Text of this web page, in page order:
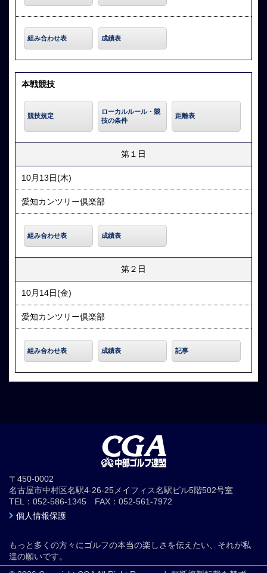
組み合わせ表 成績表
本戦競技
競技規定
ローカルルール・競
技の条件
距離表
第１日
10月13日(木)
愛知カンツリー倶楽部
組み合わせ表 成績表
第２日
10月14日(金)
愛知カンツリー倶楽部
組み合わせ表 成績表 記事
〒450-0002
名古屋市中村区名駅4-26-25メイフィス名駅ビル5階502号室
TEL：052-586-1345 FAX：052-561-7972
個人情報保護
もっと多くの方々にゴルフの本当の楽しさを伝えたい、それが私
達の願いです。